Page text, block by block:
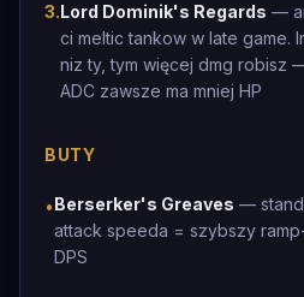
3.Lord Dominik's Regards —
ci meltic tankow w late game.
niz ty, tym więcej dmg robisz
ADC zawsze ma mniej HP
BUTY
•Berserker's Greaves —
attack speeda = szybszy
DPS